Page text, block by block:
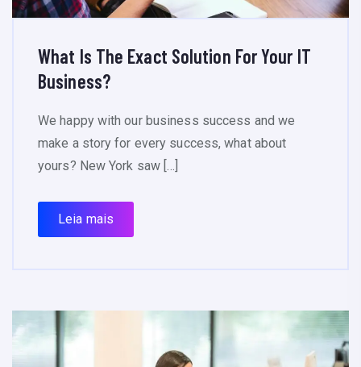
What Is The Exact Solution For Your IT
Business?
We happy with our business success and we
make a story for every success, what about
yours? New York saw […]
Leia mais